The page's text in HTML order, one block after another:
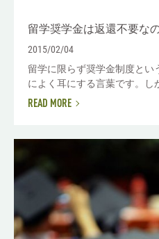
留学奨学金は返還不要な
2015/02/04
留学に限らず奨学金制度とい
によく耳にする言葉です。し
READ MORE